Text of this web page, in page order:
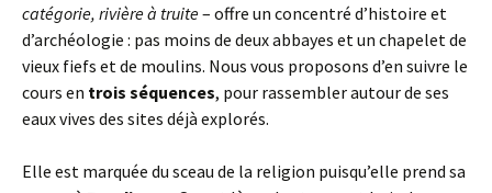
catégorie, rivière à truite– offre un concentré d’histoire et
d’archéologie : pas moins de deux abbayes et un chapelet de
vieux fiefs et de moulins. Nous vous proposons d’en suivre le
cours en trois séquences, pour rassembler autour de ses
eaux vives des sites déjà explorés.
Elle est marquée du sceau de la religion puisqu’elle prend sa